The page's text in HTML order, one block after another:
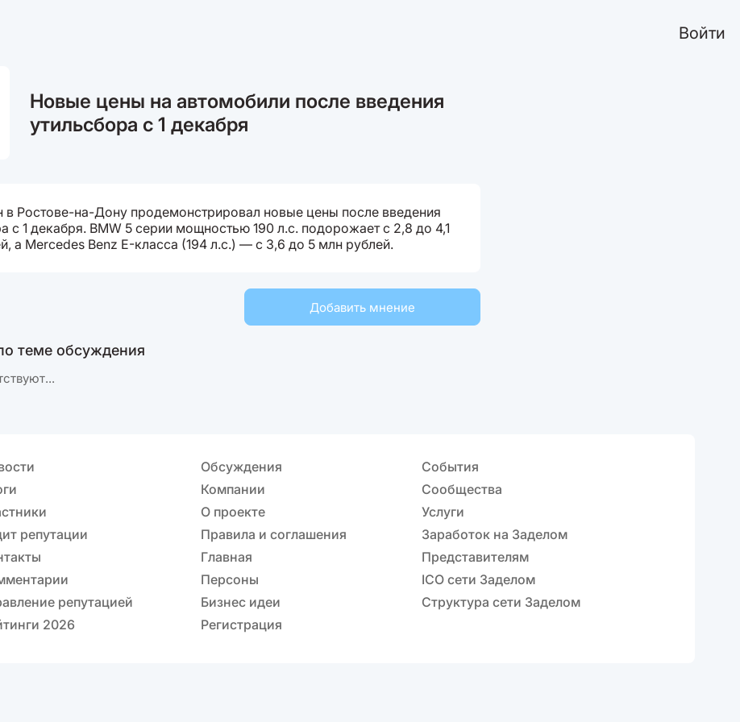
Войти
Новые цены на автомобили после введения
утильсбора с 1 декабря
в Ростове-на-Дону продемонстрировал новые цены после введения
с 1 декабря. BMW 5 серии мощностью 190 л.с. подорожает с 2,8 до 4,1
а Mercedes Benz E-класса (194 л.с.) — с 3,6 до 5 млн рублей.
Добавить мнение
теме обсуждения
Обсуждения
События
Компании
Сообщества
О проекте
Услуги
репутации
Правила и соглашения
Заработок на Заделом
Главная
Представителям
Персоны
ICO сети Заделом
репутацией
Бизнес идеи
Структура сети Заделом
2026
Регистрация